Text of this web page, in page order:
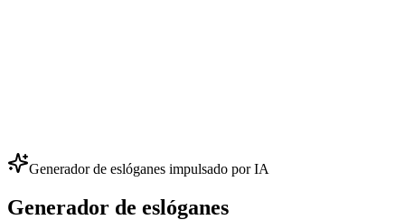
Generador de eslóganes impulsado por IA
Generador de eslóganes